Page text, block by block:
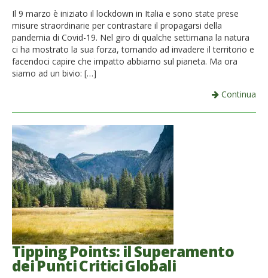
Il 9 marzo è iniziato il lockdown in Italia e sono state prese
misure straordinarie per contrastare il propagarsi della
pandemia di Covid-19. Nel giro di qualche settimana la natura
ci ha mostrato la sua forza, tornando ad invadere il territorio e
facendoci capire che impatto abbiamo sul pianeta. Ma ora
siamo ad un bivio: […]
Continua
Tipping Points: il Superamento
dei Punti Critici Globali